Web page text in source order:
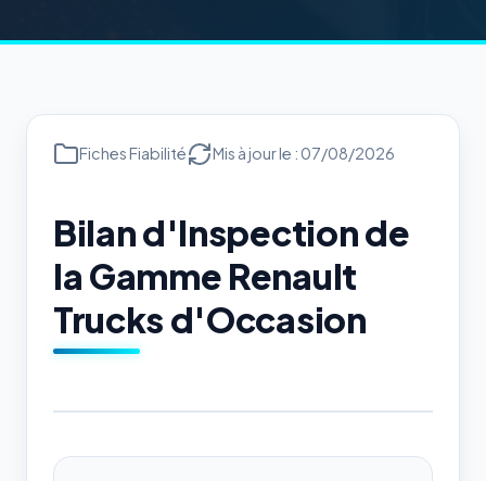
Fiches Fiabilité Mis à jour le : 07/08/2026
Bilan d'Inspection de
la Gamme Renault
Trucks d'Occasion